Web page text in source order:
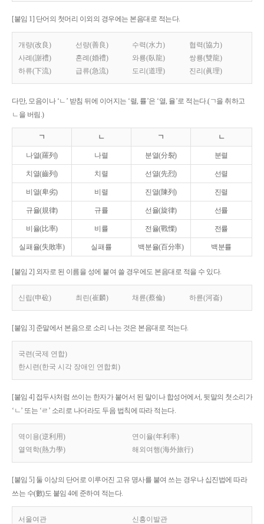
[붙임 1] 단어의 첫머리 이외의 경우에는 본음대로 적는다.
개량(改良) 선량(善良) 수력(水力)
협력(協力)
사례(謝禮)
혼례(婚禮) 와룡(臥龍)
쌍룡(雙龍)
하류(下流)
급류(急流) 도리(道理) 진리(眞理)
다만, 모음이나 ‘ㄴ’ 받침 뒤에 이어지는 ‘렬, 률’은 ‘열, 율’로 적는다.(ㄱ을 취하고
ㄴ을 버림.)
ㄱ ㄴ ㄱ ㄴ
나열(羅列) 나렬 분열(分裂) 분렬
치열(齒列) 치렬 선열(先烈) 선렬
비열(卑劣) 비렬 진열(陳列) 진렬
규율(規律) 규률 선율(旋律) 선률
비율(比率) 비률 전율(戰慄) 전률
실패율(失敗率) 실패률 백분율(百分率) 백분률
[붙임 2] 외자로 된 이름을 성에 붙여 쓸 경우에도 본음대로 적을 수 있다.
신립(申砬) 최린(崔麟) 채륜(蔡倫) 하륜(河崙)
[붙임 3] 준말에서 본음으로 소리 나는 것은 본음대로 적는다.
국련(국제 연합)
한시련(한국 시각 장애인 연합회)
[붙임 4] 접두사처럼 쓰이는 한자가 붙어서 된 말이나 합성어에서, 뒷말의 첫소리가
‘ㄴ’ 또는 ‘ㄹ’ 소리로 나더라도 두음 법칙에 따라 적는다.
역이용(逆利用)
연이율(年利率)
열역학(熱力學)
해외여행(海外旅行)
[붙임 5] 둘 이상의 단어로 이루어진 고유 명사를 붙여 쓰는 경우나 십진법에 따라
쓰는 수(數)도 붙임 4에 준하여 적는다.
서울여관 신흥이발관